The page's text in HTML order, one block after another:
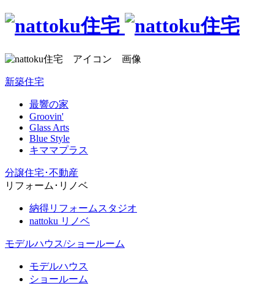
新築住宅
最響の家
Groovin'
Glass Arts
Blue Style
キママプラス
分譲住宅･不動産
リフォーム･リノベ
納得リフォームスタジオ
nattoku リノベ
モデルハウス/ショールーム
モデルハウス
ショールーム